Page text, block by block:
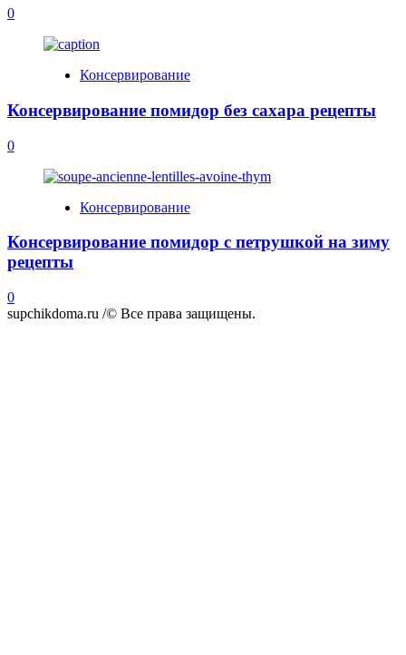
0
Консервирование
Консервирование помидор без сахара рецепты
0
Консервирование
Консервирование помидор с петрушкой на зиму
рецепты
0
supchikdoma.ru /© Все права защищены.